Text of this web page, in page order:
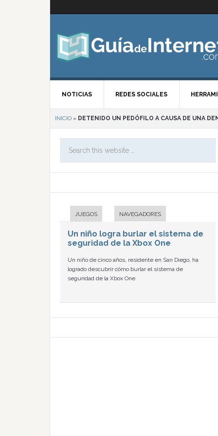
NOTICIAS REDES SOCIALES
INICIO » DETENIDO UN PEDÓFILO A CAUSA DE UNA
JUEGOS NAVEGADORES
Un niño logra burlar el sistema de
seguridad de la Xbox One
Un niño de cinco años, residente en San Diego, ha
logrado descubrir cómo burlar el sistema de
seguridad de la Xbox One.